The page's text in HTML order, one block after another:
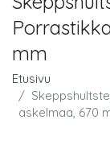
mm
Etusivu
askelmaa, 670